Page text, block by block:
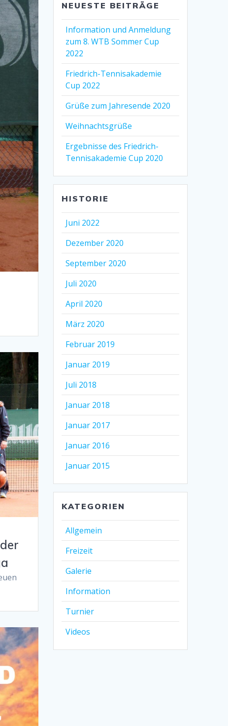
NEUESTE BEITRÄGE
Information und Anmeldung
zum 8. WTB Sommer Cup
2022
Friedrich-Tennisakademie
Cup 2022
Grüße zum Jahresende 2020
Weihnachtsgrüße
Ergebnisse des Friedrich-
Tennisakademie Cup 2020
HISTORIE
Juni 2022
Dezember 2020
September 2020
Juli 2020
April 2020
März 2020
Februar 2019
Januar 2019
Juli 2018
Januar 2018
Januar 2017
Januar 2016
Januar 2015
KATEGORIEN
Allgemein
Freizeit
Galerie
Information
Turnier
Videos